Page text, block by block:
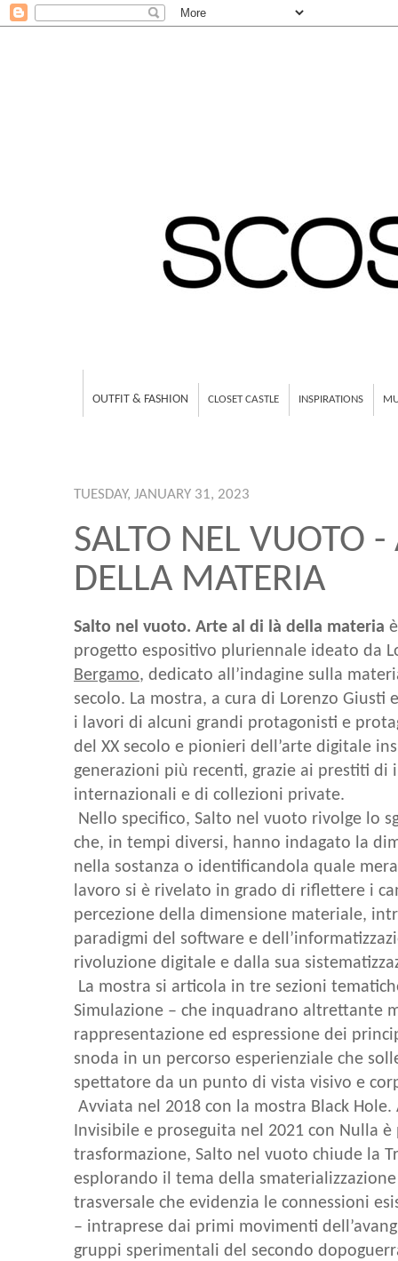
OUTFIT & FASHION CLOSET CASTLE INSPIRATIONS
TUESDAY, JANUARY 31, 2023
SALTO NEL VUOTO
DELLA MATERIA
Salto nel vuoto. Arte al di là della materia
progetto espositivo pluriennale ideato da
Bergamo, dedicato all’indagine sulla
secolo. La mostra, a cura di Lorenzo Giusti
i lavori di alcuni grandi protagonisti e
del XX secolo e pionieri dell’arte digitale
generazioni più recenti, grazie ai prestiti
internazionali e di collezioni private.
Nello specifico, Salto nel vuoto rivolge lo
che, in tempi diversi, hanno indagato la
nella sostanza o identificandola quale
lavoro si è rivelato in grado di riflettere i
percezione della dimensione materiale,
paradigmi del software e
rivoluzione digitale e dalla sua
La mostra si articola in tre sezioni
Simulazione – che inquadrano altrettante
rappresentazione ed espressione dei
snoda in un percorso esperienziale che
spettatore da un punto di vista visivo e
Avviata nel 2018 con la mostra Black
Invisibile e proseguita nel 2021 con Nulla
trasformazione, Salto nel vuoto chiude la
esplorando il tema della
trasversale che evidenzia le connessioni
– intraprese dai primi movimenti
gruppi sperimentali del secondo